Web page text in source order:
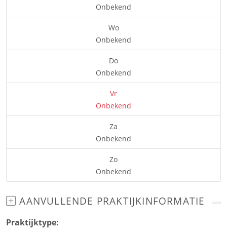
Onbekend
Wo
Onbekend
Do
Onbekend
Vr
Onbekend
Za
Onbekend
Zo
Onbekend
AANVULLENDE PRAKTIJKINFORMATIE
Praktijktype: